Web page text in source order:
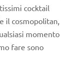
cocktail
il cosmopolitan,
momento
fare sono